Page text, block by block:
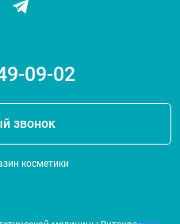
09-02
звонок
косметики